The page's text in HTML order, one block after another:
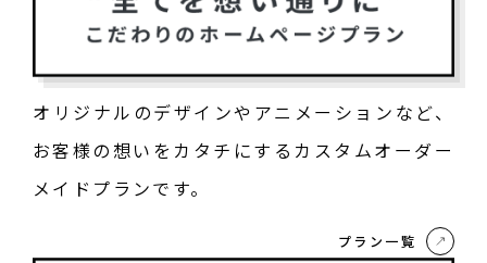
オリジナルのデザインやアニメーションなど、
お客様の想いをカタチにするカスタムオーダー
メイドプランです。
プラン一覧